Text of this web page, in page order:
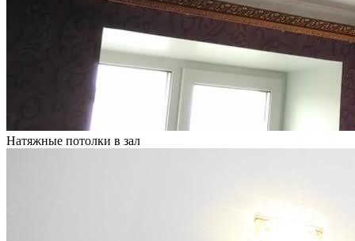
Натяжные потолки в зал